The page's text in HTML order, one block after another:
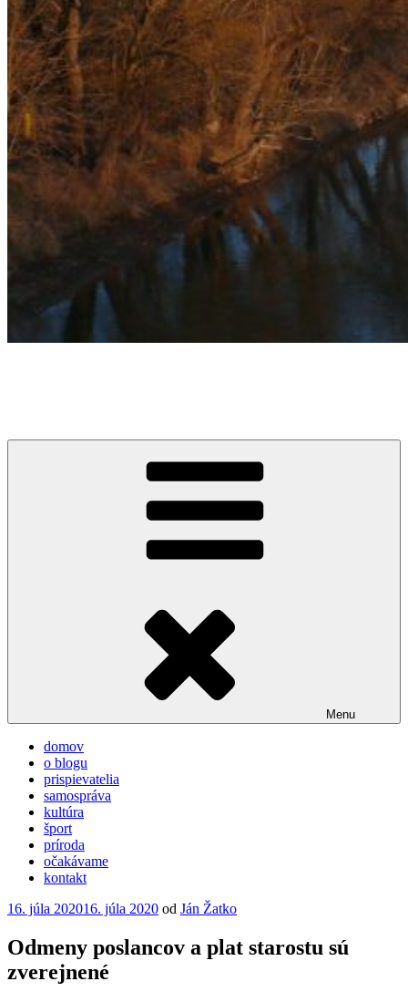
Menu
domov
o blogu
prispievatelia
samospráva
kultúra
šport
príroda
očakávame
kontakt
Publikované
16. júla 202016. júla 2020 od Ján Žatko
Odmeny poslancov a plat starostu sú
zverejnené